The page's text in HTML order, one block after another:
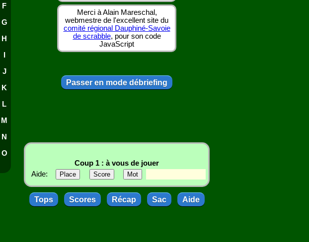
F
G
H
J
K
L
M
N
O
Merci à Alain Mareschal,
webmestre de l'excellent site du
comité régional Dauphiné-Savoie
de scrabble, pour son code
JavaScript
Passer en mode débriefing
Coup 1 : à vous de jouer
Aide:
Tops Scores Récap Sac Aide